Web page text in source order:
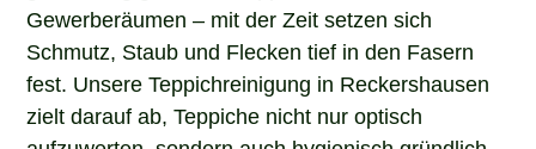
Gewerberäumen – mit der Zeit setzen sich
Schmutz, Staub und Flecken tief in den Fasern
fest. Unsere Teppichreinigung in Reckershausen
zielt darauf ab, Teppiche nicht nur optisch